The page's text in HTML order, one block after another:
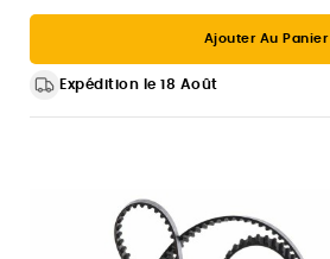
Ajouter Au Panier
Expédition le 18 Août